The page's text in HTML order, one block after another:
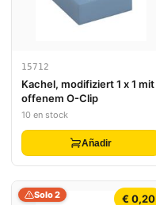
15712
Kachel, modifiziert 1 x 1 mit
offenem O-Clip
10 en stock
Añadir
€ 0,20
Solo 2